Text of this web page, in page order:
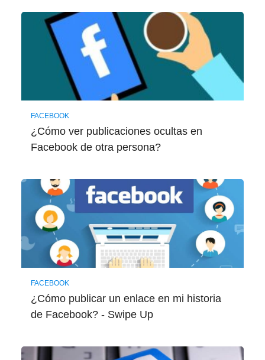
FACEBOOK
¿Cómo ver publicaciones ocultas en
Facebook de otra persona?
FACEBOOK
¿Cómo publicar un enlace en mi historia
de Facebook? - Swipe Up